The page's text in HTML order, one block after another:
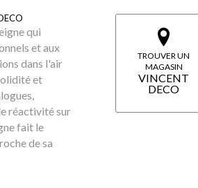
qui
et aux
dans l'air
et
réactivité sur
fait le
de sa
TROUVER UN
MAGASIN
VINCENT
DECO